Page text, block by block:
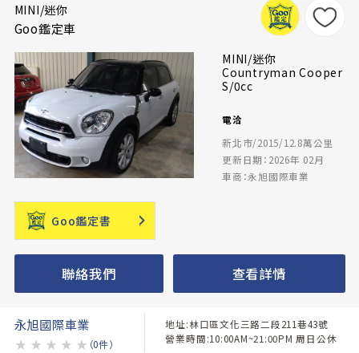
MINI/迷你
Goo鑑定車
MINI/迷你
Countryman Cooper
S/0cc
電洽
新北市/2015/12.8萬公里
更新日期：2026年 02月
車商：永旭國際車業
Goo鑑定書
聯絡我們 查看詳情
永旭國際車業
★ ★ ★ ★ ★ （0件）
地址:林口區文化三路二段211巷43號
營業時間:10:00AM~21:00PM 周日公休